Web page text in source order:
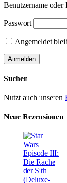
Benutzername oder
Passwort
Angemeldet
Suchen
Nutzt auch unseren
Neue Rezensionen